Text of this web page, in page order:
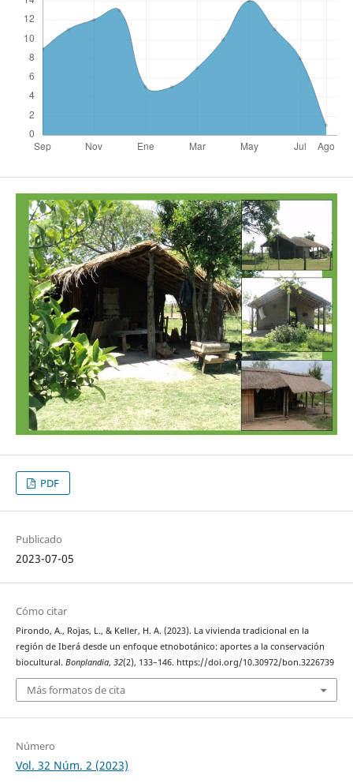
PDF
Publicado
2023-07-05
Cómo citar
Pirondo, A., Rojas, L., & Keller, H. A. (2023). La vivienda tradicional en la
región de Iberá desde un enfoque etnobotánico: aportes a la conservación
biocultural. Bonplandia, 32(2), 133–146. https://doi.org/10.30972/bon.3226739
Más formatos de cita
Número
Vol. 32 Núm. 2 (2023)